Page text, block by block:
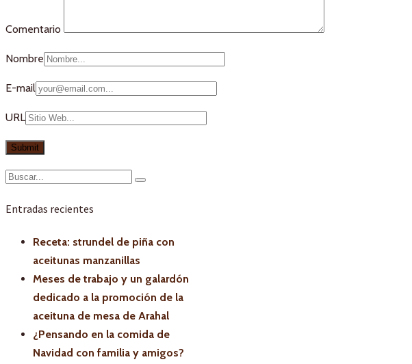
Comentario
Nombre
E-mail
URL
Entradas recientes
Receta: strundel de piña con
aceitunas manzanillas
Meses de trabajo y un galardón
dedicado a la promoción de la
aceituna de mesa de Arahal
¿Pensando en la comida de
Navidad con familia y amigos?